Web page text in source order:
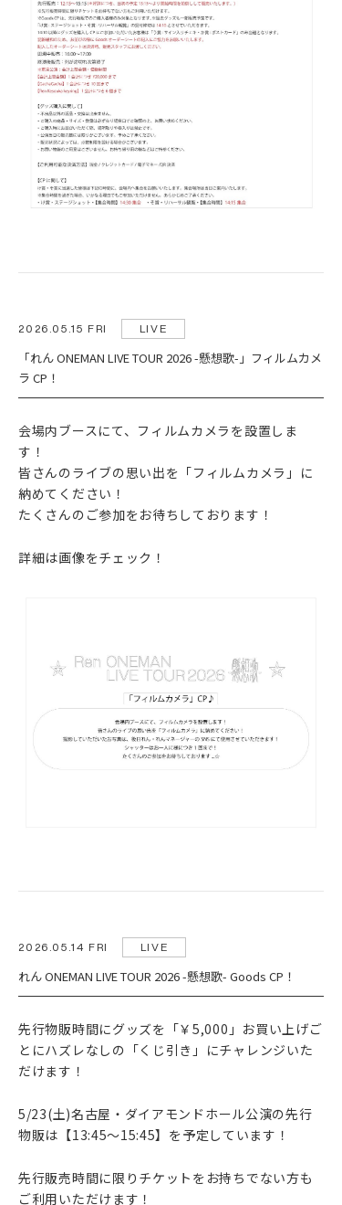
DISCOGRAPHY
VIDEO
GOODS
2026.05.15 FRI LIVE
「れん ONEMAN LIVE TOUR 2026 -懸想歌-」フィルムカメ
ラ CP！
会場内ブースにて、フィルムカメラを設置しま
す！
皆さんのライブの思い出を「フィルムカメラ」に
納めてください！
たくさんのご参加をお待ちしております！
詳細は画像をチェック！
2026.05.14 FRI LIVE
れん ONEMAN LIVE TOUR 2026 -懸想歌- Goods CP！
先行物販時間にグッズを「￥5,000」お買い上げご
とにハズレなしの「くじ引き」にチャレンジいた
だけます！
5/23(土)名古屋・ダイアモンドホール公演の先行
物販は【13:45〜15:45】を予定しています！
先行販売時間に限りチケットをお持ちでない方も
ご利用いただけます！